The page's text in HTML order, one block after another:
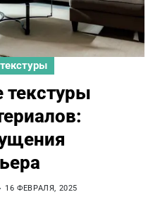
16 ФЕВРАЛЯ, 2025